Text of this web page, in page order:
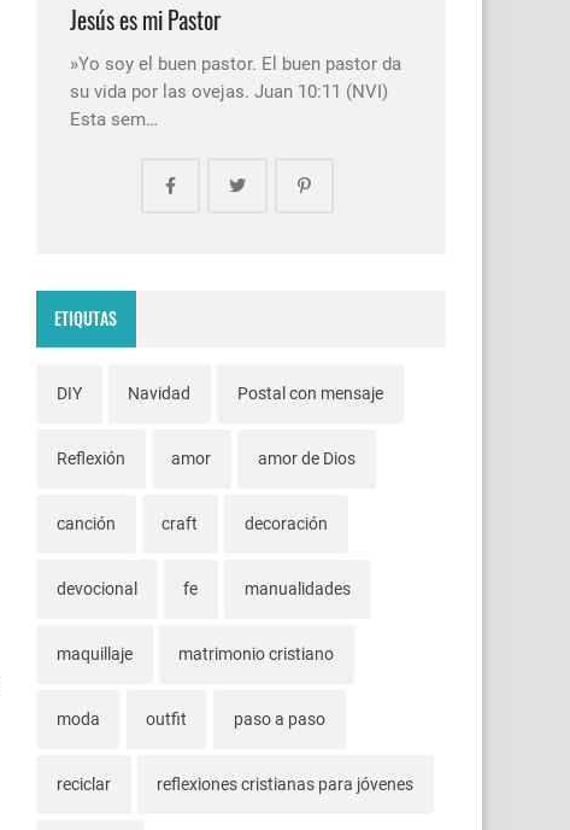
Jesús es mi Pastor
»Yo soy el buen pastor. El buen pastor da
su vida por las ovejas. Juan 10:11 (NVI)
Esta sem…
ETIQUTAS
DIY Navidad Postal con mensaje
Reflexión amor amor de Dios
canción craft decoración
devocional fe manualidades
maquillaje matrimonio cristiano
moda outfit paso a paso
reciclar reflexiones cristianas para jóvenes